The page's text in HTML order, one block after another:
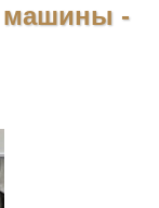
машины -